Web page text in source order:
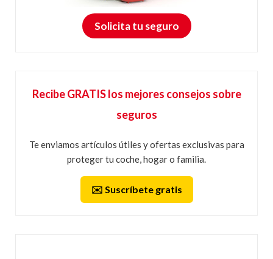
Solicita tu seguro
Recibe GRATIS los mejores consejos sobre
seguros
Te enviamos artículos útiles y ofertas exclusivas para
proteger tu coche, hogar o familia.
✉️ Suscríbete gratis